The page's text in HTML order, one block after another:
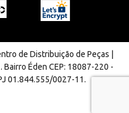
de Distribuição de Peças |
Bairro Éden CEP: 18087-220 -
01.844.555/0027-11.